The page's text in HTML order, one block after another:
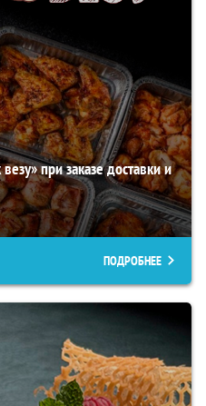
при заказе доставки и
ПОДРОБНЕЕ